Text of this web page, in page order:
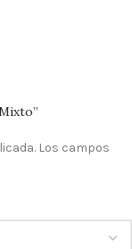
Los campos